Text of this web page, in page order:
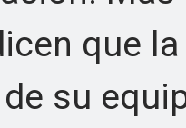
que
su